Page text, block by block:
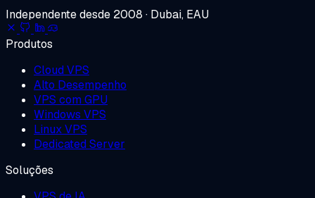
Independente desde 2008 · Dubai, EAU
Produtos
Cloud VPS
Alto Desempenho
VPS com GPU
Windows VPS
Linux VPS
Dedicated Server
Soluções